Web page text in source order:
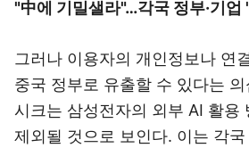
"中에 기밀샐라"…각국 정부·기업
그러나 이용자의 개인정보나 연
중국 정부로 유출할 수 있다는
시크는 삼성전자의 외부 AI 활용
제외될 것으로 보인다. 이는 각